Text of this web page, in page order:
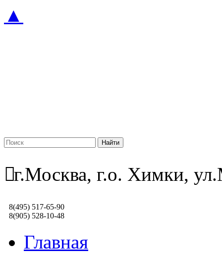
▲
г.Москва, г.о. Химки,
8(495) 517-65-90
8(905) 528-10-48
Главная